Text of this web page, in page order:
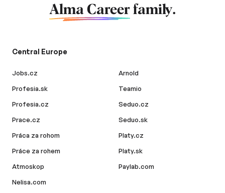
Alma Career family.
Central Europe
Jobs.cz
Profesia.sk
Profesia.cz
Prace.cz
Práca za rohom
Práce za rohem
Atmoskop
Nelisa.com
Arnold
Teamio
Seduo.cz
Seduo.sk
Platy.cz
Platy.sk
Paylab.com